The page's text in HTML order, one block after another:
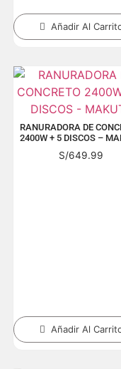
Añadir Al
RANURADORA DE
2400W + 5 DISCOS –
S/649.99
Añadir Al